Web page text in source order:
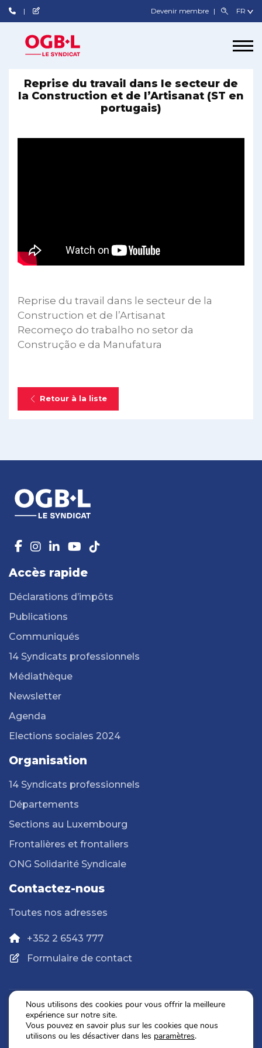
Devenir membre
Reprise du travail dans le secteur de
la Construction et de l’Artisanat (ST en
portugais)
Reprise du travail dans le secteur de la
Construction et de l’Artisanat
Recomeço do trabalho no setor da
Construção e da Manufatura
Retour à la liste
Accès rapide
Déclarations d’impôts
Publications
Communiqués
14 Syndicats professionnels
Médiathèque
Newsletter
Agenda
Elections sociales 2024
Organisation
14 Syndicats professionnels
Départements
Sections au Luxembourg
Frontalières et frontaliers
ONG Solidarité Syndicale
Contactez-nous
Toutes nos adresses
+352 2 6543 777
Formulaire de contact
Politique de confidentialité
Mentions légales
Nous utilisons des cookies pour vous offrir la meilleure
expérience sur notre site.
Vous pouvez en savoir plus sur les cookies que nous
utilisons ou les désactiver dans les paramètres.